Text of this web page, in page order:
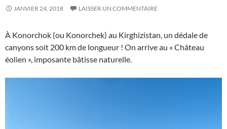
JANVIER 24, 2018 LAISSER UN COMMENTAIRE
À Konorchok (ou Konorchek) au Kirghizistan, un dédale de
canyons soit 200 km de longueur ! On arrive au « Château
éolien », imposante bâtisse naturelle.